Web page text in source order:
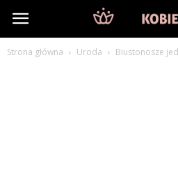
DlaKobiet24.pl
Strona główna Uroda Biustonosze